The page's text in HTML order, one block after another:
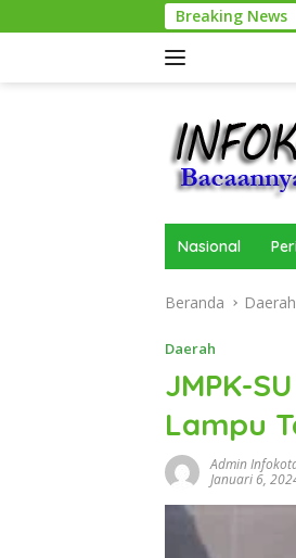
ke
Breaking News
Nasional
Beranda Daerah
Daerah
JMPK-
Lampu
Admin
Januari 6,